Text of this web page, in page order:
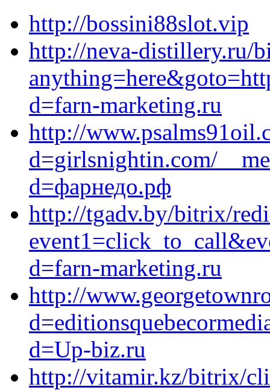
http://bossini88slot.vip
http://neva-distillery.ru/
d=farn-marketing.ru
http://
d=girlsnightin.com/
d=фарнедо.рф
http://tgadv.by/bitrix/
d=farn-marketing.ru
http://
d=Up-biz.ru
http://vitamir.kz/bitrix/